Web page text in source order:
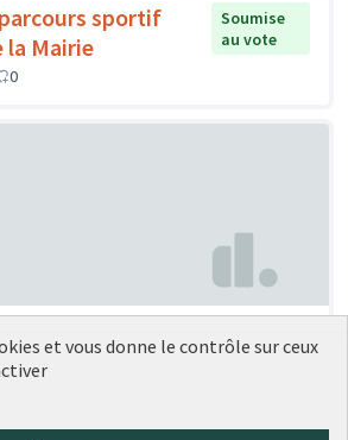
sportif
la Mairie
Soumise
au vote
0
piste en revêtement
à pied au
Soumise
au vote
et vous donne le contrôle sur ceux